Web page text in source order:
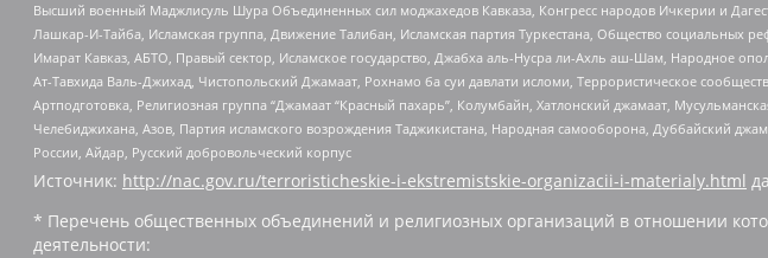
Высший военный Маджлисуль Шура Объединенных сил моджахедов Кавказа, Конгресс народов Ичкерии и
Лашкар-И-Тайба, Исламская группа, Движение Талибан, Исламская партия Туркестана, Общество
Имарат Кавказ, АБТО, Правый сектор, Исламское государство, Джабха аль-Нусра ли-Ахль аш-Шам, Народное
Ат-Тавхида Валь-Джихад, Чистопольский Джамаат, Рохнамо ба суи давлати исломи, Террористическое
Артподготовка, Религиозная группа “Джамаат “Красный пахарь”, Колумбайн, Хатлонский джамаат,
Челебиджихана, Азов, Партия исламского возрождения Таджикистана, Народная самооборона, Дуббайский
России, Айдар, Русский добровольческий корпус
Источник: http://nac.gov.ru/terroristicheskie-i-ekstremistskie-organizacii-i-materialy.html
* Перечень общественных объединений и религиозных организаций в отношении
деятельности: